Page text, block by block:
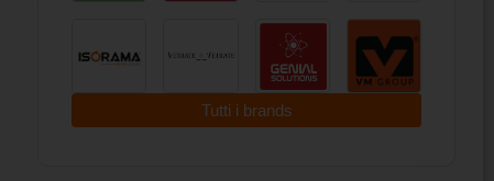
Tutti i brands